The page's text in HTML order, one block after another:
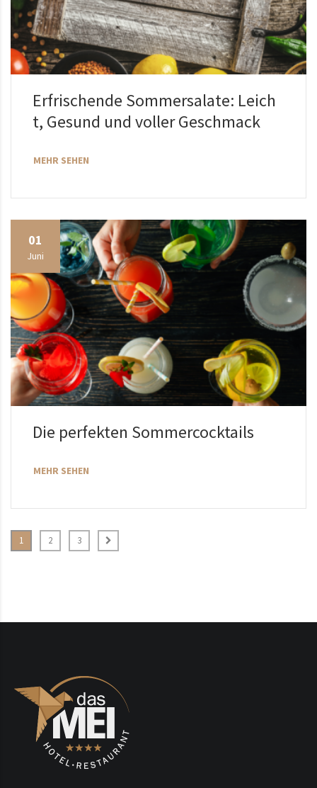
Erfrischende Sommersalate: Leich
t, Gesund und voller Geschmack
MEHR SEHEN
01
Juni
Die perfekten Sommercocktails
MEHR SEHEN
1 2 3